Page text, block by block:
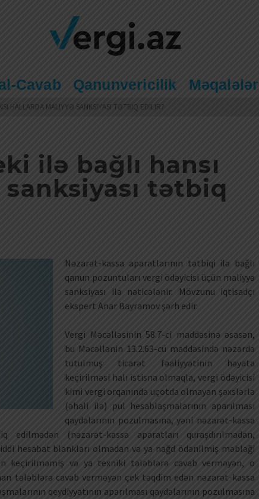
Cavab Qanunvericilik Məqalələr
HALLARDA MALIYYƏ SANKSIYASI TƏTBIQ EDILIR?
ilə bağlı hansı
tətbiq
Nəzarət-kassa aparatlarının tətbiqi ilə bağlı
qanun pozuntuları vergi ödəyicisi üçün maliyyə
sanksiyası ilə nəticələnir. Mövzunu iqtisadçı
ekspert Anar Bayramov şərh edir.
Vergi Məcəlləsinin 58.7-ci maddəsinə əsasən,
bu Məcəllənin 13.2.63-cü maddəsində nəzərdə
tutulmuş ticarət fəaliyyətinin həyata
keçirilməsi halı istisna olmaqla, vergi ödəyicisi
kimi vergi orqanında uçotda olmayan şəxslərlə
(əhali ilə) pul hesablaşmalarının aparılması
qaydalarının pozulmasına, yəni nəzarət-kassa
(nəzarət-kassa aparatları quraşdırılmadan,
hesabat blankları olmadan və ya nağd ödənilmiş məbləği
keçirilməmiş və ya texniki tələblərə cavab verməyən, o
tələblərə cavab verməyən çek təqdim edən nəzarət-kassa
qeydiyyatının aparılması qaydalarının pozulmasına